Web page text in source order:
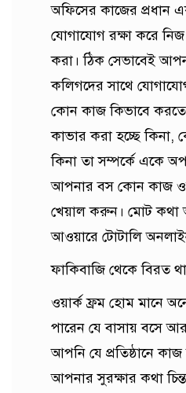
অফিসের কাজের প্রধান
যোগাযোগ রক্ষা করে
করা। ঠিক সেভাবেই
কলিগদের সাথে
কোন কাজ কিভাবে
কাভার করা হচ্ছে কিনা,
কিনা তা সম্পর্কে একে
আপনার বস কোন কাজ
খেয়াল করুন। মোট কথা
আওয়ারে টোটালি
ফাকিবাজি থেকে বিরত
ওয়ার্ক ফ্রম হোম মানে
পারেন যে বাসায় বসে
আপনি যে প্রতিষ্ঠানে কাজ
আপনার সুরক্ষার কথা